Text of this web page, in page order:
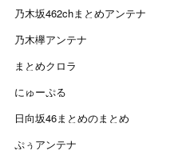
乃木坂462chまとめアンテナ
乃木欅アンテナ
まとめクロラ
にゅーぷる
日向坂46まとめのまとめ
ぷぅアンテナ